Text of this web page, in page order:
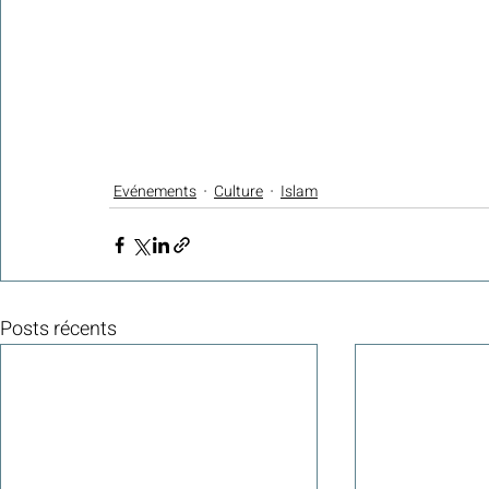
Evénements Culture Islam
Posts récents